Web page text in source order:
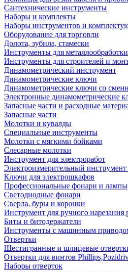
Сантехнические инструменты
Наборы и комплекты
Наборы инструментов и
Оборудование для торговли
Долота, зубила, стамески
Инструменты для металлообработки
Инструменты для строителей и
Динамометрический инструмент
Динамометрические ключи
Динамометрические ключи со
Электронные динамометрические
Запасные части и расходные
Запасные части
Молотки и кувалды
Специальные инструменты
Молотки с мягкими бойками
Слесарные молотки
Инструмент для электроработ
Электроизмерительный инструмент
Ключи для электрошкафов
Профессиональные фонари и лампы
Светодиодные фонари
Сверла, буры и коронки
Инструмент для ручного нарезания
Биты и битодержатели
Инструменты с машинным
Отвертки
Шестигранные и шлицевые
Отвертки для винтов
Наборы отверток